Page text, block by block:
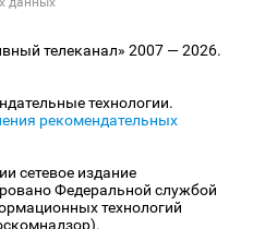
телеканал» 2007 — 2026.
технологии.
рекомендательных
сетевое издание
Федеральной службой
технологий